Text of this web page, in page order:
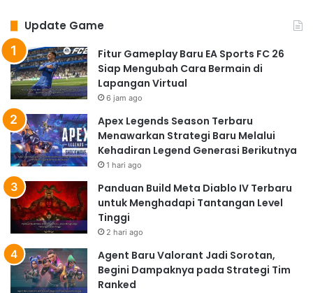
Update Game
Fitur Gameplay Baru EA Sports FC 26
Siap Mengubah Cara Bermain di
Lapangan Virtual
6 jam ago
Apex Legends Season Terbaru
Menawarkan Strategi Baru Melalui
Kehadiran Legend Generasi Berikutnya
1 hari ago
Panduan Build Meta Diablo IV Terbaru
untuk Menghadapi Tantangan Level
Tinggi
2 hari ago
Agent Baru Valorant Jadi Sorotan,
Begini Dampaknya pada Strategi Tim
Ranked